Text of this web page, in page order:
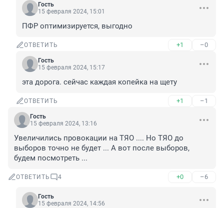
Гость
15 февраля 2024, 15:01
ПФР оптимизируется, выгодно
ОТВЕТИТЬ +1 –0
Гость
15 февраля 2024, 15:17
эта дорога. сейчас каждая копейка на щету
ОТВЕТИТЬ +1 –1
Гость
15 февраля 2024, 13:16
Увеличились провокации на ТЯО .... Но ТЯО до
выборов точно не будет ... А вот после выборов,
будем посмотреть ...
ОТВЕТИТЬ 4 +0 –6
Гость
15 февраля 2024, 14:56